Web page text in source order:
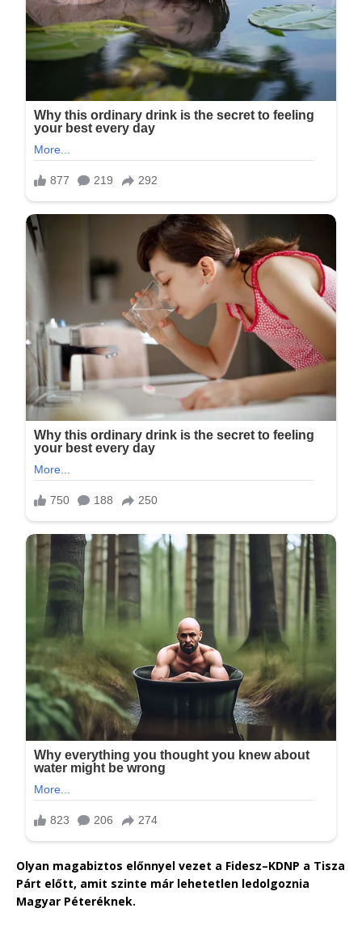
Olyan magabiztos előnnyel vezet a Fidesz–KDNP a Tisza
Párt előtt, amit szinte már lehetetlen ledolgoznia
Magyar Péteréknek.